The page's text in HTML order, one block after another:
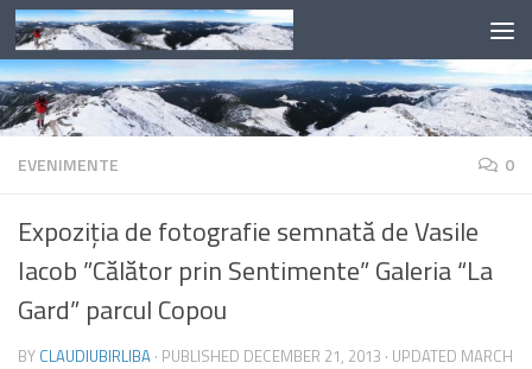
Skip to content
EVENIMENTE 0
Expoziția de fotografie semnată de Vasile
Iacob ”Călător prin Sentimente” Galeria “La
Gard” parcul Copou
BY CLAUDIUBIRLIBA · PUBLISHED DECEMBER 21, 2013 · UPDATED MARCH